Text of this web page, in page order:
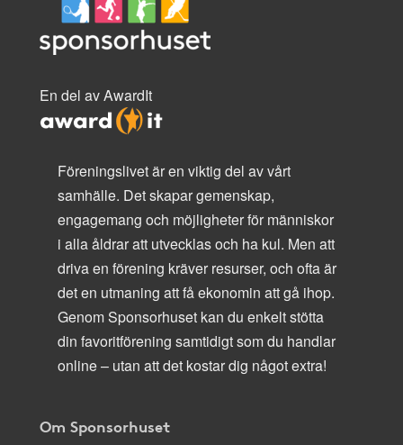
En del av AwardIt
Föreningslivet är en viktig del av vårt
samhälle. Det skapar gemenskap,
engagemang och möjligheter för människor
i alla åldrar att utvecklas och ha kul. Men att
driva en förening kräver resurser, och ofta är
det en utmaning att få ekonomin att gå ihop.
Genom Sponsorhuset kan du enkelt stötta
din favoritförening samtidigt som du handlar
online – utan att det kostar dig något extra!
Om Sponsorhuset